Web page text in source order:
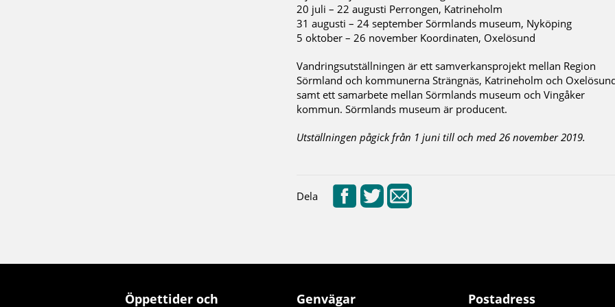
20 juli – 22 augusti Perrongen, Katrineholm
31 augusti – 24 september Sörmlands museum, Nyköping
5 oktober – 26 november Koordinaten, Oxelösund
Vandringsutställningen är ett samverkansprojekt mellan Region
Sörmland och kommunerna Strängnäs, Katrineholm och
samt ett samarbete mellan Sörmlands museum och Vingåker
kommun. Sörmlands museum är producent.
Utställningen pågick från 1 juni till och med 26 november 2019.
Dela
Öppettider och Genvägar Postadress